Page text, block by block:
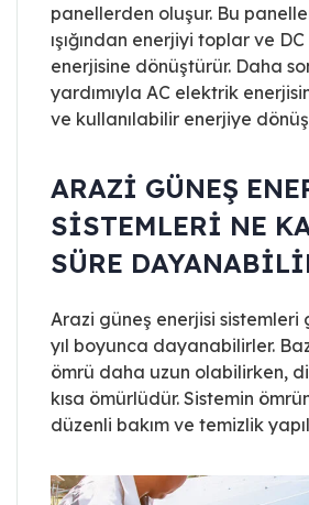
panellerden oluşur. Bu
ışığından enerjiyi toplar ve
enerjisine dönüştürür. Daha
yardımıyla AC elektrik
ve kullanılabilir enerjiye
ARAZI GÜNEŞ
SISTEMLERI NE
SÜRE
Arazi güneş enerjisi sistemleri
yıl boyunca dayanabilirler.
ömrü daha uzun olabilirken,
kısa ömürlüdür. Sistemin
düzenli bakım ve temizlik